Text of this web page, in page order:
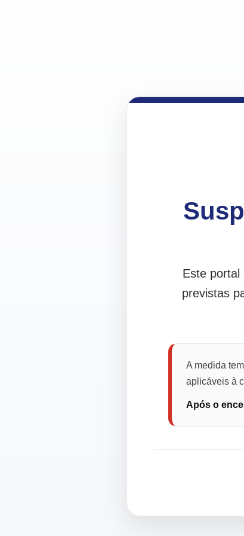
Este portal
previstas
A medida
aplicáveis à
Após o